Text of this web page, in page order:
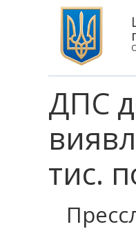
ДПС
тис.